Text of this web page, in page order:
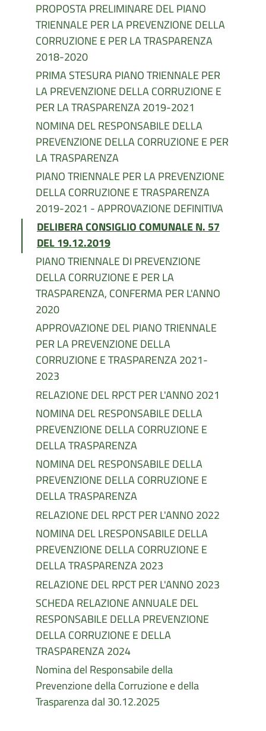
PROPOSTA PRELIMINARE DEL PIANO
TRIENNALE PER LA PREVENZIONE DELLA
CORRUZIONE E PER LA TRASPARENZA
2018-2020
PRIMA STESURA PIANO TRIENNALE PER
LA PREVENZIONE DELLA CORRUZIONE E
PER LA TRASPARENZA 2019-2021
NOMINA DEL RESPONSABILE DELLA
PREVENZIONE DELLA CORRUZIONE E PER
LA TRASPARENZA
PIANO TRIENNALE PER LA PREVENZIONE
DELLA CORRUZIONE E TRASPARENZA
2019-2021 - APPROVAZIONE DEFINITIVA
DELIBERA CONSIGLIO COMUNALE N. 57
DEL 19.12.2019
PIANO TRIENNALE DI PREVENZIONE
DELLA CORRUZIONE E PER LA
TRASPARENZA, CONFERMA PER L'ANNO
2020
APPROVAZIONE DEL PIANO TRIENNALE
PER LA PREVENZIONE DELLA
CORRUZIONE E TRASPARENZA 2021-
2023
RELAZIONE DEL RPCT PER L'ANNO 2021
NOMINA DEL RESPONSABILE DELLA
PREVENZIONE DELLA CORRUZIONE E
DELLA TRASPARENZA
NOMINA DEL RESPONSABILE DELLA
PREVENZIONE DELLA CORRUZIONE E
DELLA TRASPARENZA
RELAZIONE DEL RPCT PER L'ANNO 2022
NOMINA DEL LRESPONSABILE DELLA
PREVENZIONE DELLA CORRUZIONE E
DELLA TRASPARENZA 2023
RELAZIONE DEL RPCT PER L'ANNO 2023
SCHEDA RELAZIONE ANNUALE DEL
RESPONSABILE DELLA PREVENZIONE
DELLA CORRUZIONE E DELLA
TRASPARENZA 2024
Nomina del Responsabile della
Prevenzione della Corruzione e della
Trasparenza dal 30.12.2025